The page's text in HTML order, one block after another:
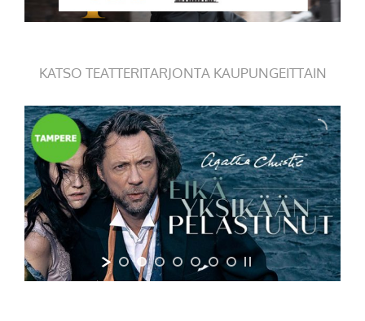
KATSO TEATTERITARJONTA KAUPUNGEITTAIN